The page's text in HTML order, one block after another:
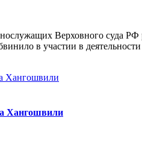
Верховного суда
в участии в деятельности
Хангошвили